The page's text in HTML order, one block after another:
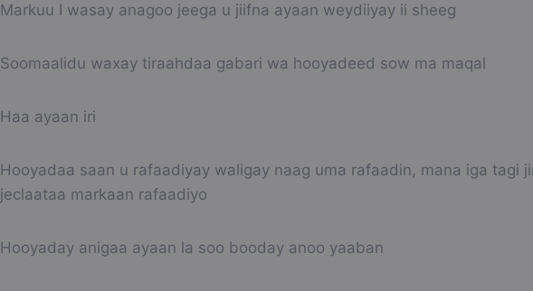
Markuu I wasay anagoo jeega u jiifna ayaan weydiiyay ii sheeg
Soomaalidu waxay tiraahdaa gabari wa hooyadeed sow ma maqal
Haa ayaan iri
Hooyadaa saan u rafaadiyay waligay naag uma rafaadin, mana iga tagi
jeclaataa markaan rafaadiyo
Hooyaday anigaa ayaan la soo booday anoo yaaban